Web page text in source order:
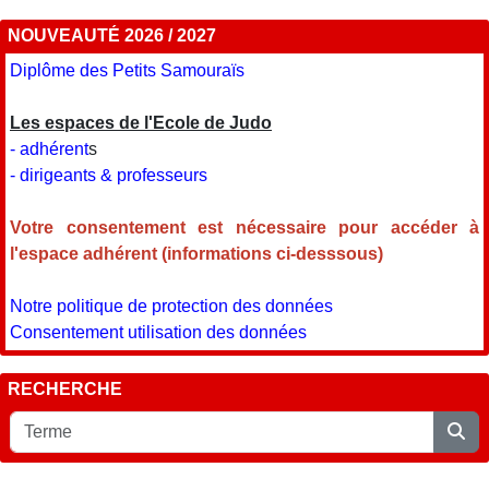
NOUVEAUTÉ 2026 / 2027
Diplôme des Petits Samouraïs
Les espaces de l'Ecole de Judo
- adhérents
- dirigeants & professeurs
Votre consentement est nécessaire pour accéder à
l'espace adhérent (informations ci-desssous)
Notre politique de protection des données
Consentement utilisation des données
RECHERCHE